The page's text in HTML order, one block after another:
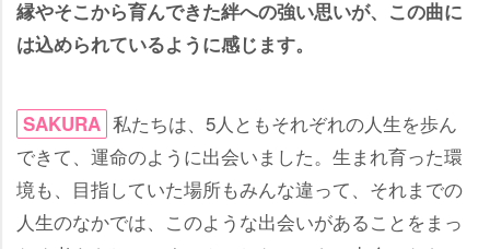
縁やそこから育んできた絆への強い思いが、この曲に
は込められているように感じます。
SAKURA 私たちは、5人ともそれぞれの人生を歩ん
できて、運命のように出会いました。生まれ育った環
境も、目指していた場所もみんな違って、それまでの
人生のなかでは、このような出会いがあることをまっ